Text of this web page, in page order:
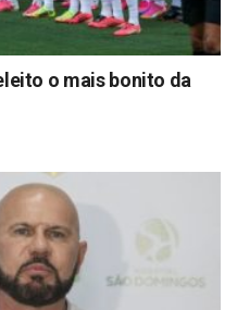
o mais bonito da